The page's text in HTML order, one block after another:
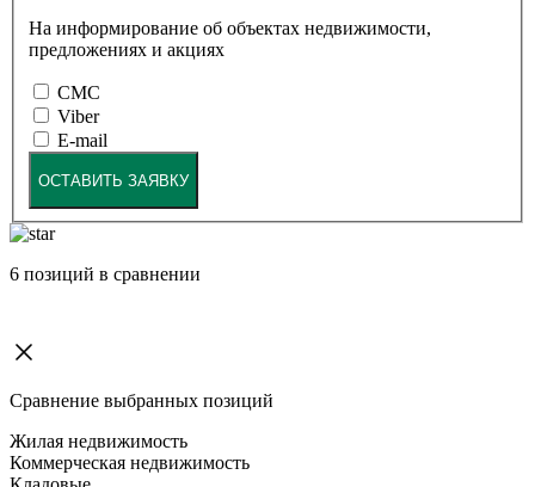
На информирование об объектах недвижимости,
предложениях и акциях
СМС
Viber
E-mail
ОСТАВИТЬ ЗАЯВКУ
6 позиций в сравнении
Сравнение выбранных позиций
Жилая недвижимость
Коммерческая недвижимость